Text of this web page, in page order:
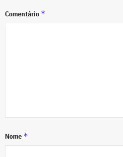
Comentário *
Nome *